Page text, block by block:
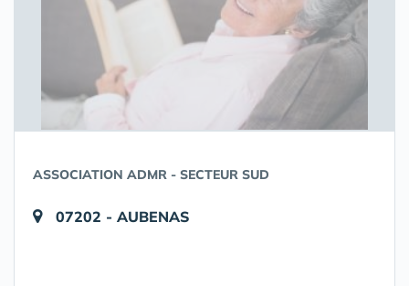
ASSOCIATION ADMR - SECTEUR SUD
07202 - AUBENAS